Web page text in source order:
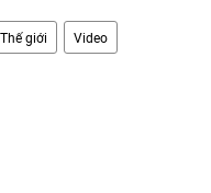
Thế giới Video